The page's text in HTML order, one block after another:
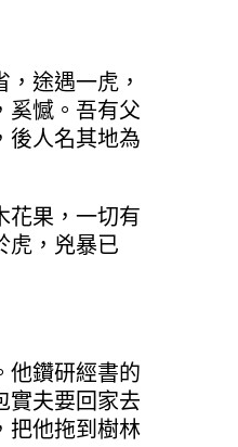
途遇一虎，
奚憾。吾有父
後人名其地為
果，一切有
虎，兇暴已
鑽研經書的
實夫要回家去
把他拖到樹林